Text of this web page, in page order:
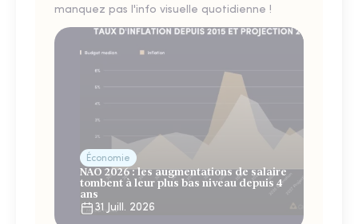
manquez pas l'info visuelle quotidienne !
Économie
NAO 2026 : les augmentations de salaire
tombent à leur plus bas niveau depuis 4
ans
31 Juill. 2026